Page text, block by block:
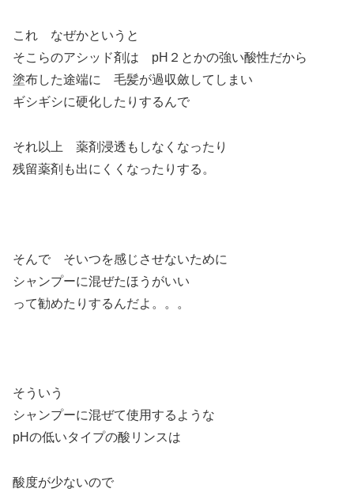
これ なぜかというと
そこらのアシッド剤は pH２とかの強い酸性だから
塗布した途端に 毛髪が過収斂してしまい
ギシギシに硬化したりするんで
それ以上 薬剤浸透もしなくなったり
残留薬剤も出にくくなったりする。
そんで そいつを感じさせないために
シャンプーに混ぜたほうがいい
って勧めたりするんだよ。。。
そういう
シャンプーに混ぜて使用するような
pHの低いタイプの酸リンスは
酸度が少ないので